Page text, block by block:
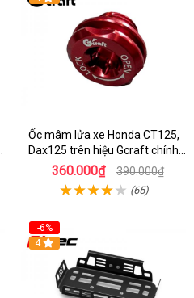
Ốc mâm lửa xe Honda CT125,
Dax125 trên hiệu Gcraft chính
hãng nhập Thái
360.000₫ 390.000₫
(65)
-6%
4